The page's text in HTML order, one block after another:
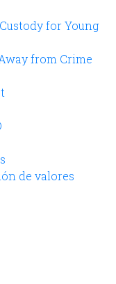
for Young
from Crime
de valores